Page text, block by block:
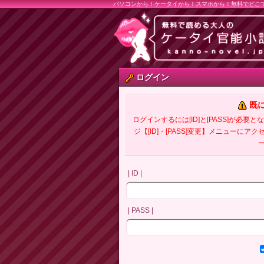
パソコンから！ケータイから！スマホから！無料でどこ
ログイン
既
ログインするには[ID]と[PASS]が必要と
ジ【[ID]・[PASS]変更】メニューにアク
| ID |
| PASS |